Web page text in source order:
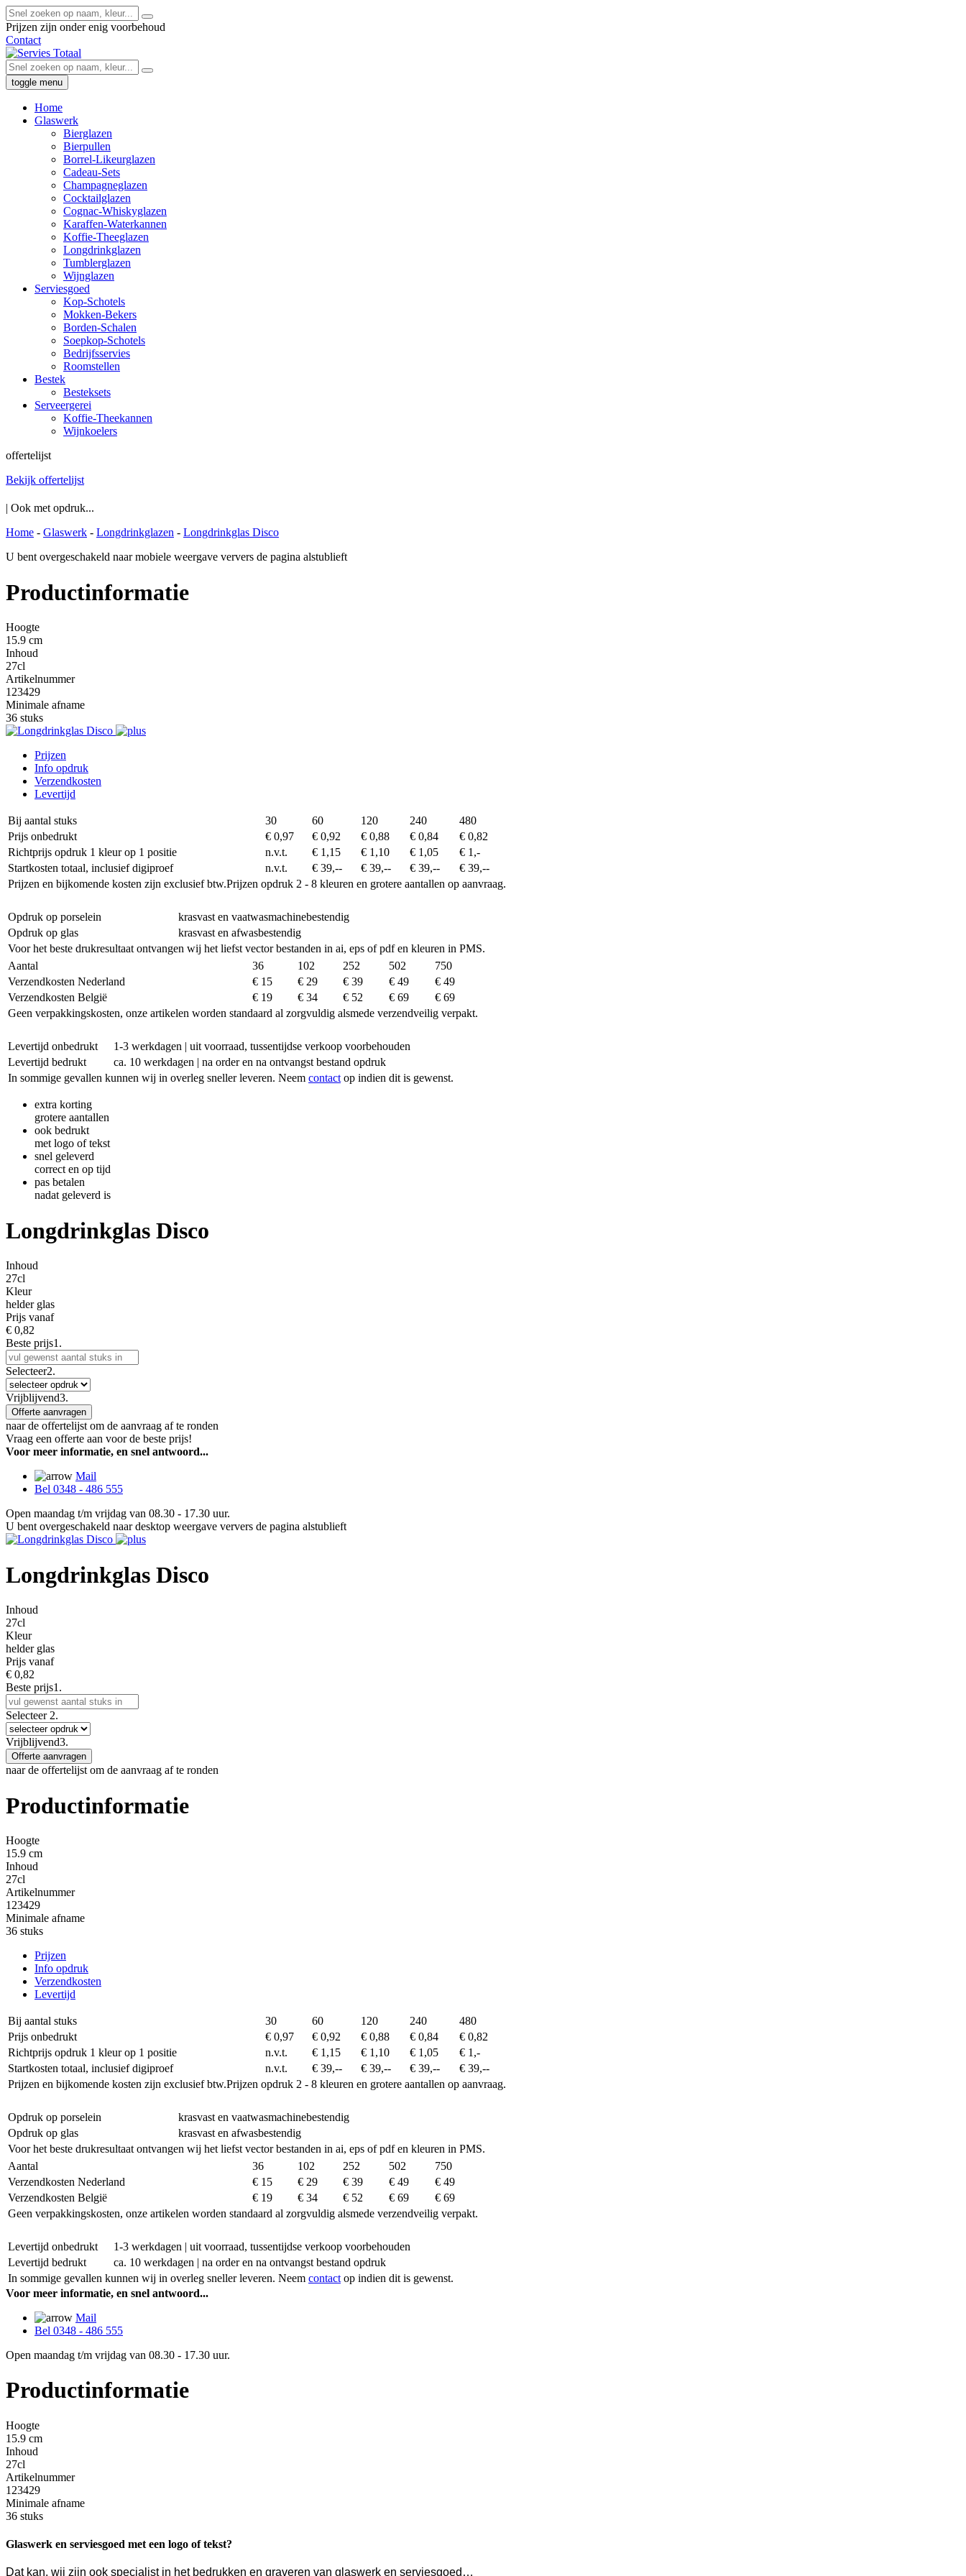
Prijzen zijn onder enig voorbehoud
Contact
toggle menu
Home
Glaswerk
Bierglazen
Bierpullen
Borrel-Likeurglazen
Cadeau-Sets
Champagneglazen
Cocktailglazen
Cognac-Whiskyglazen
Karaffen-Waterkannen
Koffie-Theeglazen
Longdrinkglazen
Tumblerglazen
Wijnglazen
Serviesgoed
Kop-Schotels
Mokken-Bekers
Borden-Schalen
Soepkop-Schotels
Bedrijfsservies
Roomstellen
Bestek
Besteksets
Serveergerei
Koffie-Theekannen
Wijnkoelers
offertelijst
Bekijk offertelijst
| Ook met opdruk...
Home - Glaswerk - Longdrinkglazen - Longdrinkglas Disco
U bent overgeschakeld naar mobiele weergave ververs de pagina alstublieft
Productinformatie
Hoogte
15.9 cm
Inhoud
27cl
Artikelnummer
123429
Minimale afname
36 stuks
Prijzen
Info opdruk
Verzendkosten
Levertijd
Bij aantal stuks 30 60 120 240
480
Prijs onbedrukt
€ 0,97 € 0,92 € 0,88 € 0,84
€ 0,82
Richtprijs opdruk 1 kleur op 1 positie
n.v.t. € 1,15 € 1,10 € 1,05
€ 1,-
Startkosten totaal, inclusief digiproef
n.v.t. € 39,-- € 39,-- € 39,--
€ 39,--
Prijzen en bijkomende kosten zijn exclusief btw.Prijzen opdruk 2 - 8 kleuren en grotere aantallen op aanvraag.
Opdruk op porselein
krasvast en vaatwasmachinebestendig
Opdruk op glas
krasvast en afwasbestendig
Voor het beste drukresultaat ontvangen wij het liefst vector bestanden in ai, eps of pdf en kleuren in PMS.
Aantal
36 102 252 502
750
Verzendkosten Nederland
€ 15 € 29 € 39 € 49
€ 49
Verzendkosten België
€ 19 € 34 € 52 € 69
€ 69
Geen verpakkingskosten, onze artikelen worden standaard al zorgvuldig alsmede verzendveilig verpakt.
Levertijd onbedrukt
1-3 werkdagen | uit voorraad, tussentijdse verkoop voorbehouden
Levertijd bedrukt
ca. 10 werkdagen | na order en na ontvangst bestand opdruk
In sommige gevallen kunnen wij in overleg sneller leveren. Neem contact op indien dit is gewenst.
extra korting
grotere aantallen
ook bedrukt
met logo of tekst
snel geleverd
correct en op tijd
pas betalen
nadat geleverd is
Longdrinkglas Disco
Inhoud
27cl
Kleur
helder glas
Prijs vanaf
€ 0,82
Beste prijs1.
Selecteer2.
Vrijblijvend3.
Offerte aanvragen
naar de offertelijst om de aanvraag af te ronden
Vraag een offerte aan voor de beste prijs!
Voor meer informatie, en snel antwoord...
Mail
Bel 0348 - 486 555
Open maandag t/m vrijdag van 08.30 - 17.30 uur.
U bent overgeschakeld naar desktop weergave ververs de pagina alstublieft
Longdrinkglas Disco
Inhoud
27cl
Kleur
helder glas
Prijs vanaf
€ 0,82
Beste prijs1.
Selecteer 2.
Vrijblijvend3.
Offerte aanvragen
naar de offertelijst om de aanvraag af te ronden
Productinformatie
Hoogte
15.9 cm
Inhoud
27cl
Artikelnummer
123429
Minimale afname
36 stuks
Prijzen
Info opdruk
Verzendkosten
Levertijd
Bij aantal stuks 30 60 120 240
480
Prijs onbedrukt
€ 0,97 € 0,92 € 0,88 € 0,84
€ 0,82
Richtprijs opdruk 1 kleur op 1 positie
n.v.t. € 1,15 € 1,10 € 1,05
€ 1,-
Startkosten totaal, inclusief digiproef
n.v.t. € 39,-- € 39,-- € 39,--
€ 39,--
Prijzen en bijkomende kosten zijn exclusief btw.Prijzen opdruk 2 - 8 kleuren en grotere aantallen op aanvraag.
Opdruk op porselein
krasvast en vaatwasmachinebestendig
Opdruk op glas
krasvast en afwasbestendig
Voor het beste drukresultaat ontvangen wij het liefst vector bestanden in ai, eps of pdf en kleuren in PMS.
Aantal
36 102 252 502
750
Verzendkosten Nederland
€ 15 € 29 € 39 € 49
€ 49
Verzendkosten België
€ 19 € 34 € 52 € 69
€ 69
Geen verpakkingskosten, onze artikelen worden standaard al zorgvuldig alsmede verzendveilig verpakt.
Levertijd onbedrukt
1-3 werkdagen | uit voorraad, tussentijdse verkoop voorbehouden
Levertijd bedrukt
ca. 10 werkdagen | na order en na ontvangst bestand opdruk
In sommige gevallen kunnen wij in overleg sneller leveren. Neem contact op indien dit is gewenst.
Voor meer informatie, en snel antwoord...
Mail
Bel 0348 - 486 555
Open maandag t/m vrijdag van 08.30 - 17.30 uur.
Productinformatie
Hoogte
15.9 cm
Inhoud
27cl
Artikelnummer
123429
Minimale afname
36 stuks
Glaswerk en serviesgoed met een logo of tekst?
Dat kan, wij zijn ook specialist in het bedrukken en graveren van glaswerk en serviesgoed…